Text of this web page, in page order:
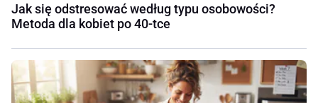
Jak się odstresować według typu osobowości?
Metoda dla kobiet po 40-tce